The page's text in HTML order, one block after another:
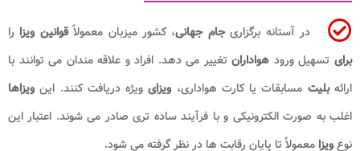
در آستانه برگزاریجام جهانی، کشور میزبان معمولاًقوانین ویزا را
برای تسهیل ورود هواداران تغییر می دهد. افراد و علاقه مندان می توانند با
ارائهبلیت مسابقات یا کارت هواداری، ویزایویژه دریافت کنند. این ویزاها
اغلب به صورت الکترونیکی و با فرآیند ساده تری صادر می شوند. اعتبار این
نوعویزا معمولاً تا پایان رقابت ها در نظر گرفته می شود.